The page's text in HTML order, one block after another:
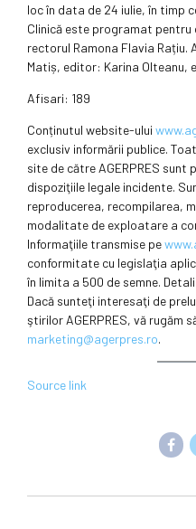
loc în data de 24 iulie, în timp
Clinică este programat pentru
rectorul Ramona Flavia Rațiu.
Matiș, editor: Karina Olteanu,
Afisari: 189
Conținutul website-ului
exclusiv informării publice.
site de către AGERPRES sunt
dispoziţiile legale incidente.
reproducerea, recompilarea,
modalitate de exploatare a
Informaţiile transmise pe
conformitate cu legislaţia
în limita a 500 de semne.
Dacă sunteţi interesaţi de
ştirilor AGERPRES, vă rugăm
marketing@agerpres.ro.
Source link